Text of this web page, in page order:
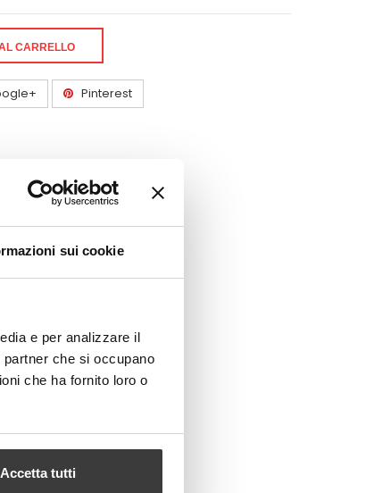
sui cookie
e per analizzare il
che si occupano
che ha fornito loro o
Accetta tutti
CARRELLO
Pinterest